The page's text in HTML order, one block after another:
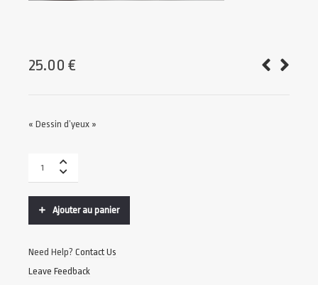
25.00 €
« Dessin d’yeux »
Ajouter au panier
Need Help? Contact Us
Leave Feedback